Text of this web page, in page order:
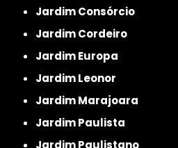
Jardim Consórcio
Jardim Cordeiro
Jardim Europa
Jardim Leonor
Jardim Marajoara
Jardim Paulista
Jardim Paulistano